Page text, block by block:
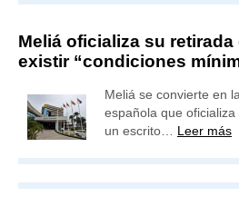
Meliá oficializa su retirada
existir “condiciones
Meliá se convierte en
española que
un escrito… Leer más